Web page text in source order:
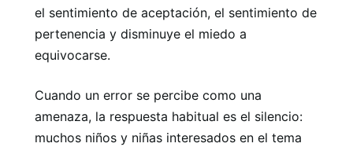
el sentimiento de aceptación, el sentimiento de
pertenencia y disminuye el miedo a
equivocarse.
Cuando un error se percibe como una
amenaza, la respuesta habitual es el silencio:
muchos niños y niñas interesados ​​en el tema